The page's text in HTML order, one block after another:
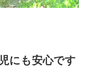
にも安心です